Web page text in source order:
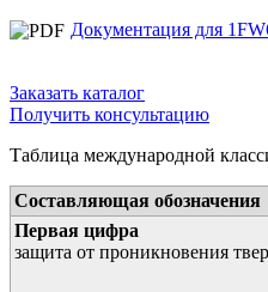
Документация для
Заказать каталог
Получить консультацию
Таблица международной
Составляющая обозначения
Первая цифра
защита от проникновения